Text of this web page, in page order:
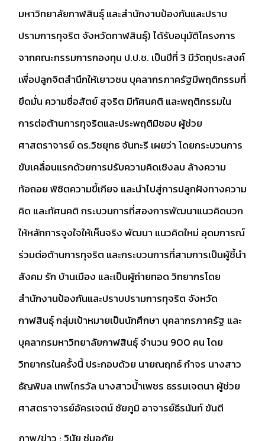
มหาวิทยาลัยกาฬสินธุ์ และสำนักงานป้องกันและปราบ
ปรามการทุจริต จังหวัดกาฬสินธุ์) ได้รับอนุมัติโครงการ
จากคณะกรรมการกองทุน ป.ป.ช. เป็นปีที่ 3 มีวัตถุประสงค์
เพื่อปลูกจิตสำนึกให้เยาวชน บุคลากรภาครัฐมีพฤติกรรมที่
ยึดมั่น ความซื่อสัตย์ สุจริต มีทัศนคติ และพฤติกรรมใน
การต่อต้านการทุจริตและประพฤติมิชอบ ผู้ช่วย
ศาสตราจารย์ ดร.วิชยุทธ จันทะรี เผยว่า โดยกระบวนการ
ขับเคลื่อนแรกด้วยการปรับความคิดเชิงลบ ล้างความ
ท้อถอย พิชิตความขี้เกียจ และนำไปสู่การปลูกฝังทางความ
คิด และทัศนคติ กระบวนการที่สองการพัฒนาแนวคิดบวก
ให้หลักการจูงใจให้เห็นจริง พัฒนา แนวคิดใหม่ อุดมการณ์
ร่วมต่อต้านการทุจริต และกระบวนการที่สามการเป็นผู้ชี้นำ
สังคม รัก บ้านเมือง และเป็นผู้ถ่ายทอด วิทยากรโดย
สำนักงานป้องกันและปราบปรามการทุจริต จังหวัด
กาฬสินธุ์ กลุ่มเป้าหมายเป็นนักศึกษา บุคลากรภาครัฐ และ
บุคลากรมหาวิทยาลัยกาฬสินธุ์ จำนวน 900 คน โดย
วิทยากรในครั้งนี้ ประกอบด้วย นายณฤทธ์ กำจร นางสาว
ธัญพิมล เทพไกรวัล นางสาวน้ำเพชร ธรรมเจตนา ผู้ช่วย
ศาสตราจารย์อัครเจตน์ ชัยภูมิ อาจารย์ธีรนันท์ ขันตี